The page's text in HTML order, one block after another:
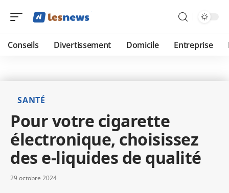
Conseils Divertissement Domicile Entreprise
SANTÉ
Pour votre cigarette
électronique, choisissez
des e-liquides de qualité
29 octobre 2024